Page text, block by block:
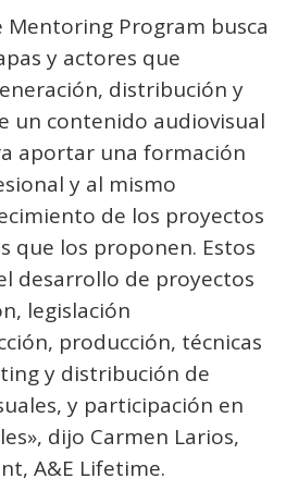
Mentoring Program busca
y actores que
distribución y
un contenido audiovisual
aportar una formación
y al mismo
de los proyectos
que los proponen. Estos
desarrollo de proyectos
legislación
producción, técnicas
y distribución de
y participación en
dijo Carmen Larios,
A&E Lifetime.